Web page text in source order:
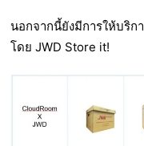
นอกจากนี้ยังมีการให้บริก
โดย JWD Store it!